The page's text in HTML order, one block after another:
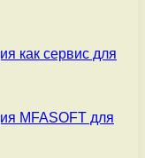
как сервис для
MFASOFT для